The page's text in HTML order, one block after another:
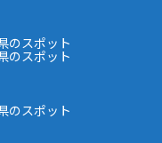
のスポット
のスポット
のスポット